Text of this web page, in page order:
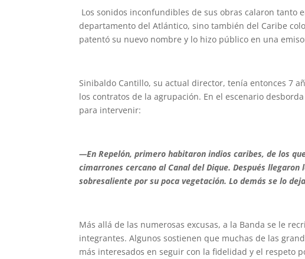
Los sonidos inconfundibles de sus obras calaron
departamento del Atlántico, sino también del Caribe
patentó su nuevo nombre y lo hizo público en una
Sinibaldo Cantillo, su actual director, tenía entonces 7
los contratos de la agrupación. En el escenario
para intervenir:
—En Repelón, primero habitaron indios caribes, de los
cimarrones cercano al Canal del Dique. Después
sobresaliente por su poca vegetación. Lo demás se lo
Más allá de las numerosas excusas, a la Banda se le
integrantes. Algunos sostienen que muchas de las
más interesados en seguir con la fidelidad y el respeto